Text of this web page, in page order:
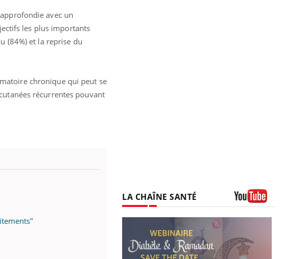
avec un
les plus importants
(84%) et la reprise du
chronique qui peut se
récurrentes pouvant
LA CHAÎNE SANTÉ